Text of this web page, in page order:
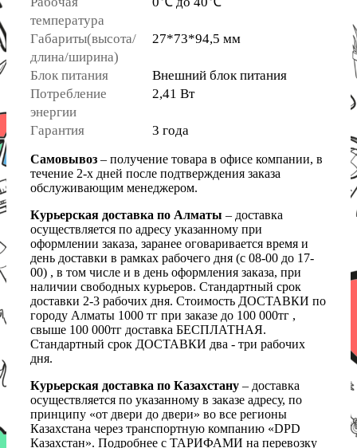
температура
Габариты(высота/
длина/ширина)
27*73*94,5 мм
Блок питания
Внешний блок питания
Потребление
энергии
2,41 Вт
Гарантия 3 года
Самовывоз – получение товара в офисе компании, в
течение 2-х дней после подтверждения заказа
обслуживающим менеджером.
Курьерская доставка по Алматы – доставка
осуществляется по адресу указанному при
оформлении заказа, заранее оговаривается время и
день доставки в рамках рабочего дня (с 08-00 до 17-
00) , в том числе и в день оформления заказа, при
наличии свободных курьеров. Стандартный срок
доставки 2-3 рабочих дня. Стоимость ДОСТАВКИ по
городу Алматы 1000 тг при заказе до 100 000тг ,
свыше 100 000тг доставка БЕСПЛАТНАЯ.
Стандартный срок ДОСТАВКИ два - три рабочих
дня.
Курьерская доставка по Казахстану – доставка
осуществляется по указанному в заказе адресу, по
принципу «от двери до двери» во все регионы
Казахстана через транспортную компанию «DPD
Казахстан». Подробнее с ТАРИФАМИ на перевозку